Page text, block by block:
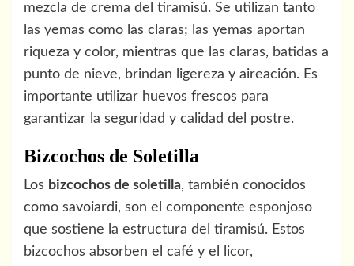
mezcla de crema del tiramisú. Se utilizan tanto
las yemas como las claras; las yemas aportan
riqueza y color, mientras que las claras, batidas a
punto de nieve, brindan ligereza y aireación. Es
importante utilizar huevos frescos para
garantizar la seguridad y calidad del postre.
Bizcochos de Soletilla
Los bizcochos de soletilla, también conocidos
como savoiardi, son el componente esponjoso
que sostiene la estructura del tiramisú. Estos
bizcochos absorben el café y el licor,